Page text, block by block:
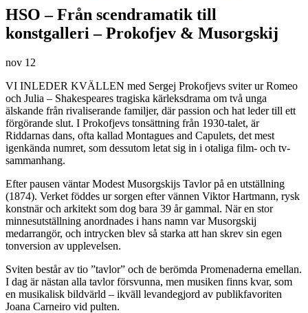
HSO – Från scendramatik till
konstgalleri – Prokofjev & Musorgskij
nov 12
VI INLEDER KVÄLLEN med Sergej Prokofjevs sviter ur Romeo
och Julia – Shakespeares tragiska kärleksdrama om två unga
älskande från rivaliserande familjer, där passion och hat leder till ett
förgörande slut. I Prokofjevs tonsättning från 1930-talet, är
Riddarnas dans, ofta kallad Montagues and Capulets, det mest
igenkända numret, som dessutom letat sig in i otaliga film- och tv-
sammanhang.
Efter pausen väntar Modest Musorgskijs Tavlor på en utställning
(1874). Verket föddes ur sorgen efter vännen Viktor Hartmann, rysk
konstnär och arkitekt som dog bara 39 år gammal. När en stor
minnesutställning anordnades i hans namn var Musorgskij
medarrangör, och intrycken blev så starka att han skrev sin egen
tonversion av upplevelsen.
Sviten består av tio ”tavlor” och de berömda Promenaderna emellan.
I dag är nästan alla tavlor försvunna, men musiken finns kvar, som
en musikalisk bildvärld – ikväll levandegjord av publikfavoriten
Joana Carneiro vid pulten.